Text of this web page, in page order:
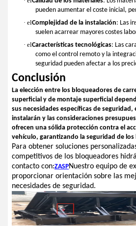
pueden aumentar el coste inicial,
· elComplejidad de la instalación: Las
suelen acarrear mayores costes
· elCaracterísticas tecnológicas: Las
como el control remoto y la
seguridad pueden afectar a los
Conclusión
La elección entre los bloqueadores de
superficial y de montaje superficial
sus necesidades específicas de
instalarán y las consideraciones
ofrecen una sólida protección contra el
vehículo, garantizando la seguridad de los
Para obtener soluciones
competitivos de los bloqueadores
contacto con:ZASPNuestro equipo de
proporcionar orientación sobre las
necesidades de seguridad.